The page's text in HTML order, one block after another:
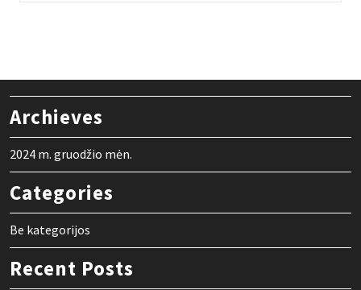
Archieves
2024 m. gruodžio mėn.
Categories
Be kategorijos
Recent Posts